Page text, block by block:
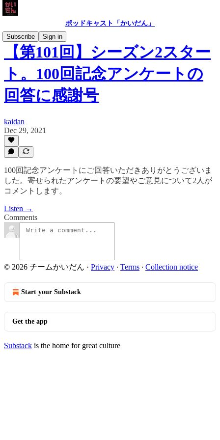
ポッドキャスト「かいだん」
Subscribe
Sign in
【第101回】シーズン2スター
ト。100回記念アンケートの
回答に感謝号
kaidan
Dec 29, 2021
100回記念アンケートにご回答いただきありがとうございま
した。寄せられたアンケートの要望やご意見について2人が
コメントします。
Listen →
Comments
© 2026 チームかいだん · Privacy ∙ Terms ∙ Collection notice
Start your Substack
Get the app
Substack is the home for great culture